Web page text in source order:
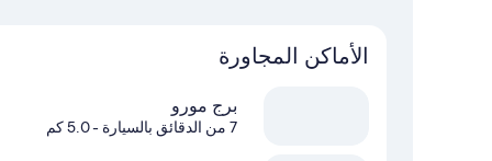
الأماكن المجاورة
برج مورو
7 من الدقائق بالسيارة - 5.0 كم